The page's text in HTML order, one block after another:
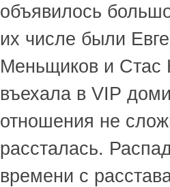
объявилось
их числе были
Меньщиков и Стас
въехала в VIP
отношения не
рассталась.
времени с